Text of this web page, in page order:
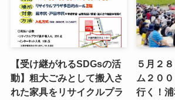
【受け継がれるSDGsの活
動】粗大ごみとして搬入さ
れた家具をリサイクルプラ
５月２
ム２０
行く！